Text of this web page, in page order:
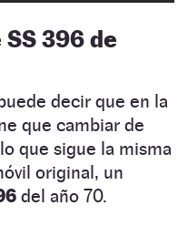
396 de
decir que en la
que cambiar de
que sigue la misma
original, un
del año 70.